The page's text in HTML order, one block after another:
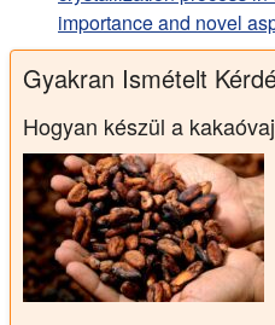
importance and novel
Gyakran Ismételt
Hogyan készül a